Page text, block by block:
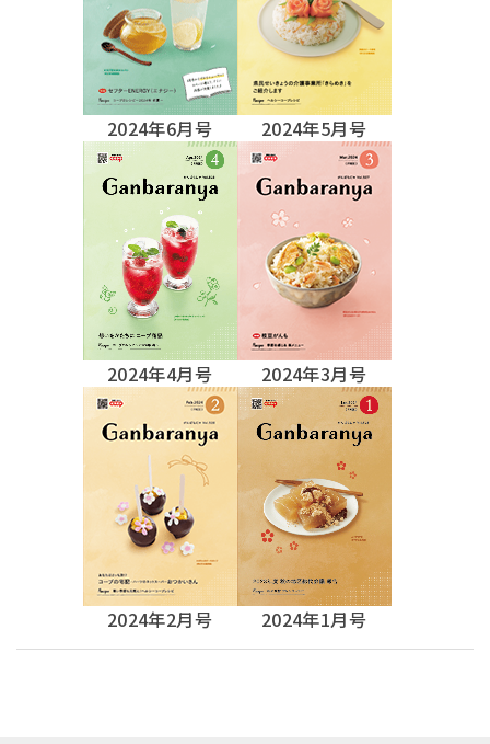
2024年6月号 2024年5月号
2024年4月号 2024年3月号
2024年2月号 2024年1月号